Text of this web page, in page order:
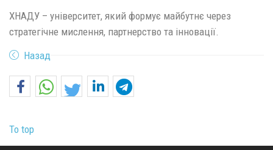
ХНАДУ – університет, який формує майбутнє через
стратегічне мислення, партнерство та інновації.
Назад
To top